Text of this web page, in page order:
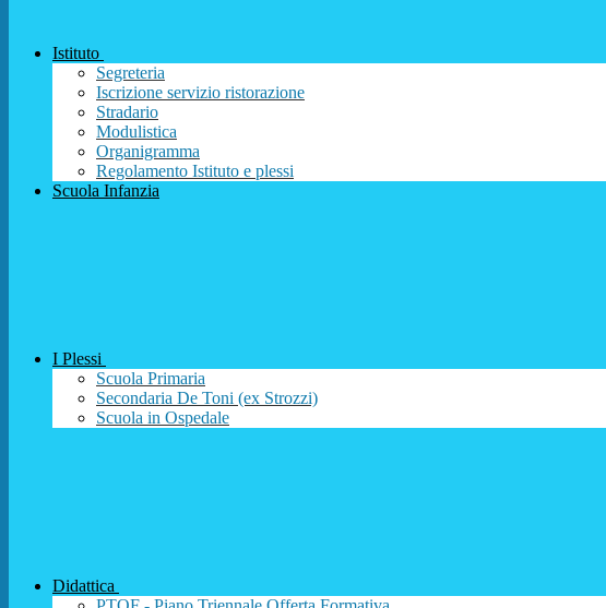
Istituto
Segreteria
Iscrizione servizio ristorazione
Stradario
Modulistica
Organigramma
Regolamento Istituto e plessi
Scuola Infanzia
I Plessi
Scuola Primaria
Secondaria De Toni (ex Strozzi)
Scuola in Ospedale
Didattica